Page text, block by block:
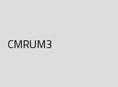
CMRUM3